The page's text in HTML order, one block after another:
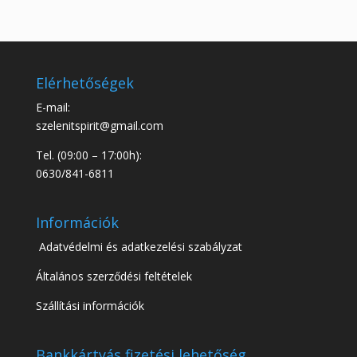
Elérhetőségek
E-mail:
szelenitspirit@gmail.com
Tel. (09:00 – 17:00h):
0630/841-6811
Információk
Adatvédelmi és adatkezelési szabályzat
Általános szerződési feltételek
Szállítási információk